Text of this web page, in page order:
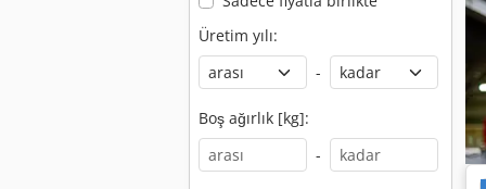
Üretim yılı:
-
Boş ağırlık [kg]:
-